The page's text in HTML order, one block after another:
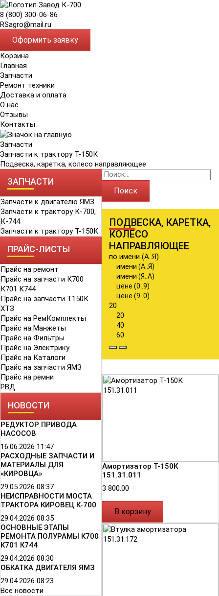
8 (800) 300-06-86
RSagro@mail.ru
Оформить заявку
Корзина
Главная
Запчасти
Ремонт техники
Доставка и оплата
О нас
Отзывы
Контакты
Запчасти
Запчасти к трактору Т-150К
Подвеска, каретка, колесо направляющее
ЗАПЧАСТИ
Запчасти к двигателю ЯМЗ
Запчасти к трактору К-700,
К-744
Запчасти к трактору Т-150К
ПРАЙС-ЛИСТЫ
Прайс на ремонт
Прайс на запчасти К700
К701 К744
Прайс на запчасти Т150К
ХТЗ
Прайс на РемКомплекты
Прайс на Манжеты
Прайс на Фильтры
Прайс на Электрику
Прайс на Каталоги
Прайс на запчасти ЯМЗ
Прайс на ремни
РВД
НОВОСТИ
РЕДУКТОР ПРИВОДА
НАСОСОВ
16.06.2026 11:47
РАСХОДНЫЕ ЗАПЧАСТИ И
МАТЕРИАЛЫ ДЛЯ
«КИРОВЦА»
29.05.2026 08:37
НЕИСПРАВНОСТИ МОСТА
ТРАКТОРА КИРОВЕЦ К-700
29.04.2026 08:35
ОСНОВНЫЕ ЭТАПЫ
РЕМОНТА ПОЛУРАМЫ К700
К701 К744
29.04.2026 08:30
ОБКАТКА ДВИГАТЕЛЯ ЯМЗ
29.04.2026 08:23
Все новости
Поиск
ПОДВЕСКА, КАРЕТКА,
КОЛЕСО
НАПРАВЛЯЮЩЕЕ
по имени (А..Я)
имени (А..Я)
имени (Я..А)
цене (0..9)
цене (9..0)
20
20
40
60
Амортизатор Т-150К
151.31.011
3 800.00
В корзину